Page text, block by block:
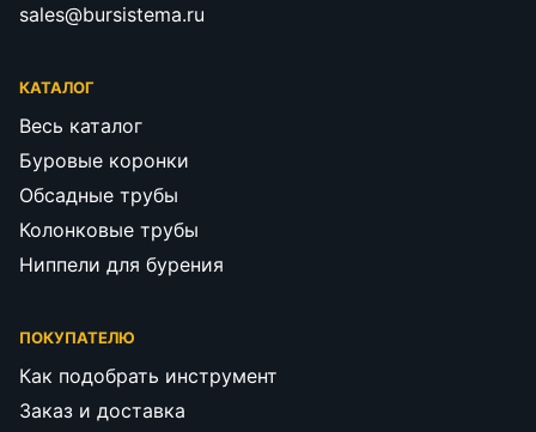
sales@bursistema.ru
КАТАЛОГ
Весь каталог
Буровые коронки
Обсадные трубы
Колонковые трубы
Ниппели для бурения
ПОКУПАТЕЛЮ
Как подобрать инструмент
Заказ и доставка